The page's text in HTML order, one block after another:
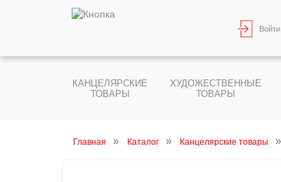
Войти
КАНЦЕЛЯРСКИЕ
ТОВАРЫ
ХУДОЖЕСТВЕННЫЕ
ТОВАРЫ
Главная Каталог Канцелярские товары